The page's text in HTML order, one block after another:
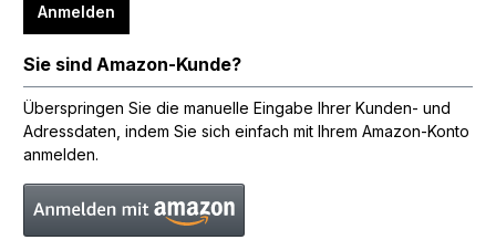
Anmelden
Sie sind Amazon-Kunde?
Überspringen Sie die manuelle Eingabe Ihrer Kunden- und
Adressdaten, indem Sie sich einfach mit Ihrem Amazon-Konto
anmelden.